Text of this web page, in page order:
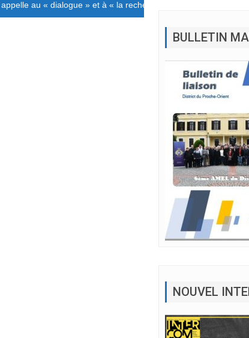
au « dialogue » et à « la recherche sincère de la paix »